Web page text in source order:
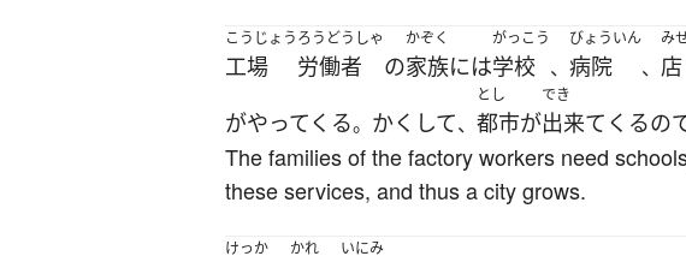
こうじょう
工場
ろうどうしゃ
労働者 の
かぞく
家族には
がっこう
学校 、
びょういん
病院 、
み
店
がやってくる。 かくして、
とし
都市が
でき
出来て くるの
The families of the factory workers need
these services, and thus a city grows.
けっか
かれ いにみ